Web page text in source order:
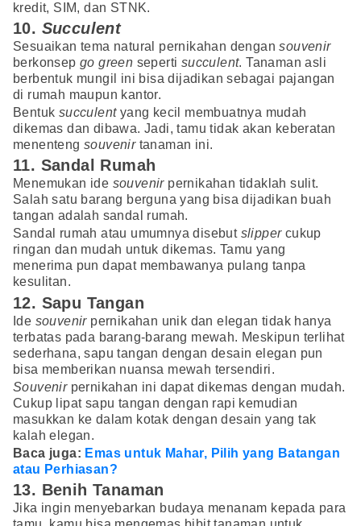
kredit, SIM, dan STNK.
10. Succulent
Sesuaikan tema natural pernikahan dengansouvenir
berkonsepgo green seperti succulent. Tanaman asli
berbentuk mungil ini bisa dijadikan sebagai pajangan
di rumah maupun kantor.
Bentuk succulentyang kecil membuatnya mudah
dikemas dan dibawa. Jadi, tamu tidak akan keberatan
menentengsouvenirtanaman ini.
11. Sandal Rumah
Menemukan ide souvenirpernikahan tidaklah sulit.
Salah satu barang berguna yang bisa dijadikan buah
tangan adalah sandal rumah.
Sandal rumah atau umumnya disebut slippercukup
ringan dan mudah untuk dikemas. Tamu yang
menerima pun dapat membawanya pulang tanpa
kesulitan.
12. Sapu Tangan
Ide souvenirpernikahan unik dan elegan tidak hanya
terbatas pada barang-barang mewah. Meskipun terlihat
sederhana, sapu tangan dengan desain elegan pun
bisa memberikan nuansa mewah tersendiri.
Souvenirpernikahan ini dapat dikemas dengan mudah.
Cukup lipat sapu tangan dengan rapi kemudian
masukkan ke dalam kotak dengan desain yang tak
kalah elegan.
Baca juga: Emas untuk Mahar, Pilih yang Batangan
atau Perhiasan?
13. Benih Tanaman
Jika ingin menyebarkan budaya menanam kepada para